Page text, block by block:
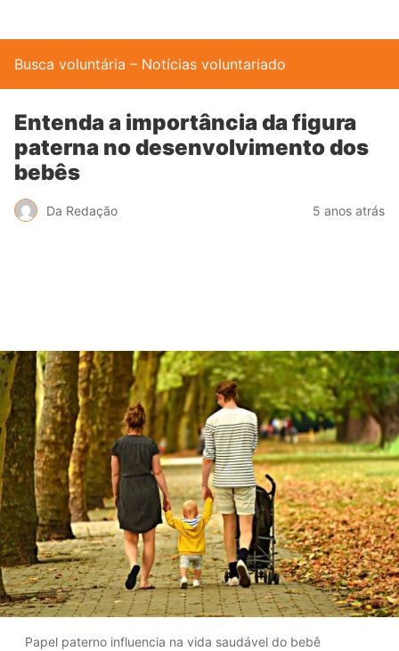
Busca voluntária – Notícias voluntariado
Entenda a importância da figura
paterna no desenvolvimento dos
bebês
Da Redação 5 anos atrás
Papel paterno influencia na vida saudável do bebê